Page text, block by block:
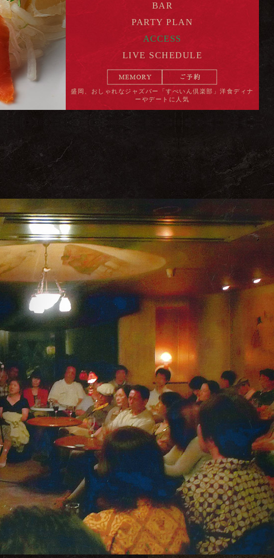
BAR
PARTY PLAN
ACCESS
LIVE SCHEDULE
盛岡、おしゃれなジャズバー「すぺいん倶楽部」洋食ディナ
ーやデートに人気
。